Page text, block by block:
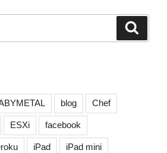
blog Chef
ESXi facebook
iPad iPad mini